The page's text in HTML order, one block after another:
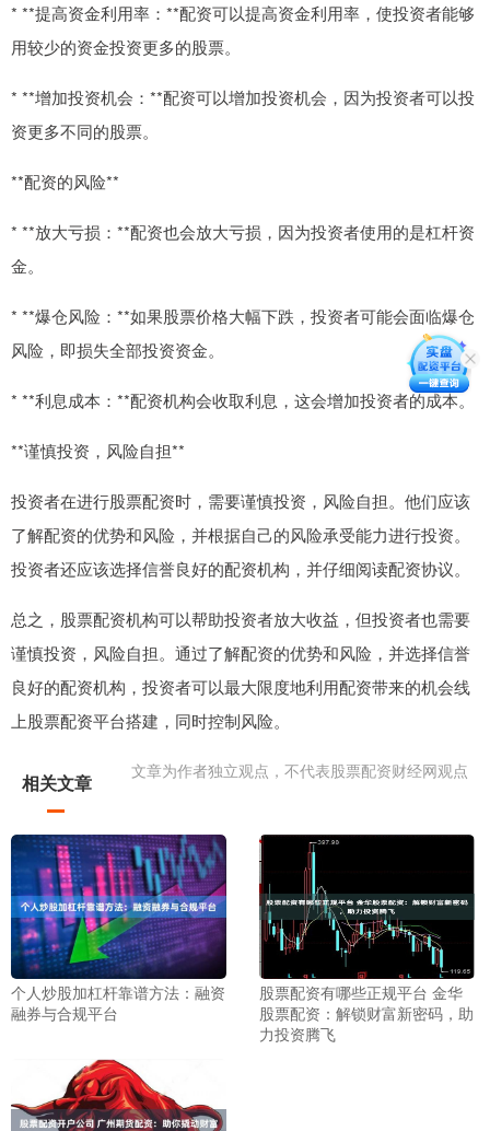
* **提高资金利用率：**配资可以提高资金利用率，使投资者能够
用较少的资金投资更多的股票。
* **增加投资机会：**配资可以增加投资机会，因为投资者可以投
资更多不同的股票。
**配资的风险**
* **放大亏损：**配资也会放大亏损，因为投资者使用的是杠杆资
金。
* **爆仓风险：**如果股票价格大幅下跌，投资者可能会面临爆仓
风险，即损失全部投资资金。
* **利息成本：**配资机构会收取利息，这会增加投资者的成本。
**谨慎投资，风险自担**
投资者在进行股票配资时，需要谨慎投资，风险自担。他们应该
了解配资的优势和风险，并根据自己的风险承受能力进行投资。
投资者还应该选择信誉良好的配资机构，并仔细阅读配资协议。
总之，股票配资机构可以帮助投资者放大收益，但投资者也需要
谨慎投资，风险自担。通过了解配资的优势和风险，并选择信誉
良好的配资机构，投资者可以最大限度地利用配资带来的机会线
上股票配资平台搭建，同时控制风险。
文章为作者独立观点，不代表股票配资财经网观点
相关文章
个人炒股加杠杆靠谱方法：融资
融券与合规平台
股票配资有哪些正规平台 金华
股票配资：解锁财富新密码，助
力投资腾飞